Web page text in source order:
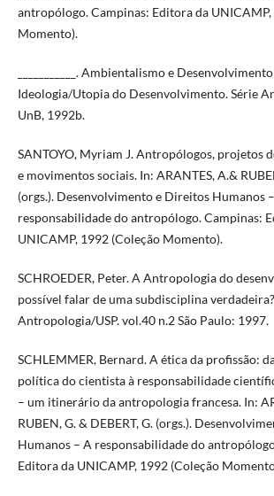
antropólogo. Campinas: Editora da
Momento).
___________. Ambientalismo e
Ideologia/Utopia do Desenvolvimento. Série
UnB, 1992b.
SANTOYO, Myriam J. Antropólogos, projetos
e movimentos sociais. In: ARANTES, A.&
(orgs.). Desenvolvimento e Direitos Humanos
responsabilidade do antropólogo. Campinas:
UNICAMP, 1992 (Coleção Momento).
SCHROEDER, Peter. A Antropologia do
possível falar de uma subdisciplina
Antropologia/USP. vol.40 n.2 São Paulo: 1997.
SCHLEMMER, Bernard. A ética da profissão:
política do cientista à responsabilidade
– um itinerário da antropologia francesa. In:
RUBEN, G. & DEBERT, G. (orgs.).
Humanos – A responsabilidade do
Editora da UNICAMP, 1992 (Coleção